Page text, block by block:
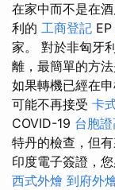
在家中而不是在
利的 工商登記 EP
家。 對於非匈牙
離，最簡單的方
如果轉機已經在
可能不再接受 卡
COVID-19 台胞
特丹的檢查，但
印度電子簽證，
西式外燴 到府外